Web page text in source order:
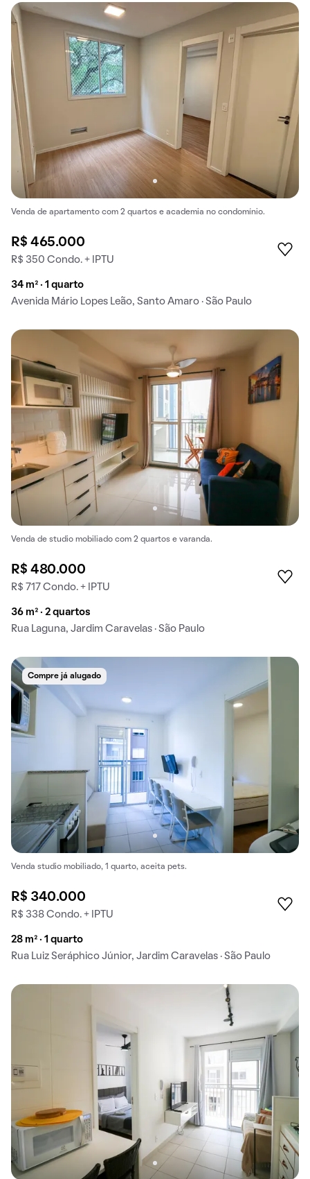
Venda de apartamento com 2 quartos e academia no condomínio.
R$ 465.000
R$ 350 Condo. + IPTU
34 m² · 1 quarto
Avenida Mário Lopes Leão, Santo Amaro · São Paulo
Venda de studio mobiliado com 2 quartos e varanda.
R$ 480.000
R$ 717 Condo. + IPTU
36 m² · 2 quartos
Rua Laguna, Jardim Caravelas · São Paulo
Compre já alugado
Venda studio mobiliado, 1 quarto, aceita pets.
R$ 340.000
R$ 338 Condo. + IPTU
28 m² · 1 quarto
Rua Luiz Seráphico Júnior, Jardim Caravelas · São Paulo